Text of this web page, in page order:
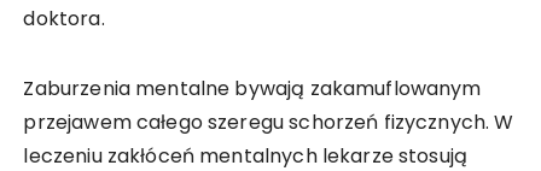
doktora.
Zaburzenia mentalne bywają zakamuflowanym
przejawem całego szeregu schorzeń fizycznych. W
leczeniu zakłóceń mentalnych lekarze stosują